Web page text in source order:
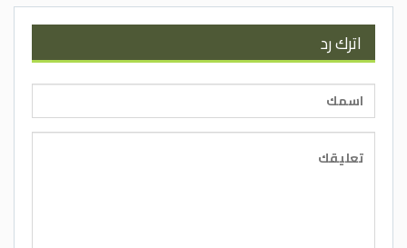
اترك رد